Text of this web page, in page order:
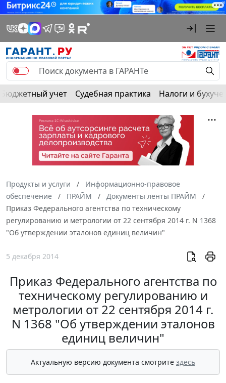
Бюджетный учет Судебная практика Налоги и
Продукты и услуги
Информационно-правовое
обеспечение
ПРАЙМ
Документы ленты ПРАЙМ
Приказ Федерального агентства по техническому
регулированию и метрологии от 22 сентября 2014 г. N 1368
"Об утверждении эталонов единиц величин"
5 декабря 2014
Приказ Федерального агентства по
техническому регулированию и
метрологии от 22 сентября 2014 г.
N 1368 "Об утверждении эталонов
единиц величин"
Актуальную версию документа смотрите здесь